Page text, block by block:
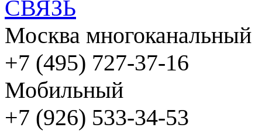
Москва многоканальный
+7 (495) 727-37-16
Мобильный
+7 (926) 533-34-53